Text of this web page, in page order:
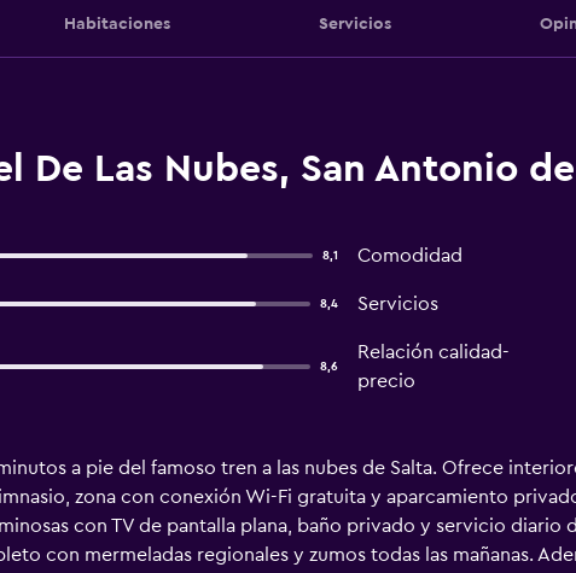
Habitaciones Servicios
De Las Nubes, San Antonio
8,1 Comodidad
8,4 Servicios
8,6
Relación calidad-
precio
a pie del famoso tren a las nubes de Salta. Ofrece
zona con conexión Wi-Fi gratuita y aparcamiento
con TV de pantalla plana, baño privado y servicio diario
con mermeladas regionales y zumos todas las mañanas.